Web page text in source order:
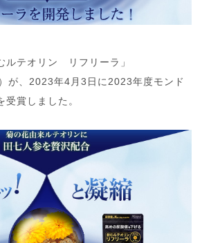
ルテオリン リフリーラ」
が、2023年4月3日に2023年度モンド
賞しました。